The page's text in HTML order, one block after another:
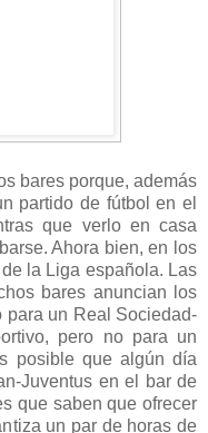
bares porque, además
partido de fútbol en el
que verlo en casa
Ahora bien, en los
la Liga española. Las
bares anuncian los
para un Real Sociedad-
pero no para un
posible que algún día
Juventus en el bar de
que saben que ofrecer
un par de horas de